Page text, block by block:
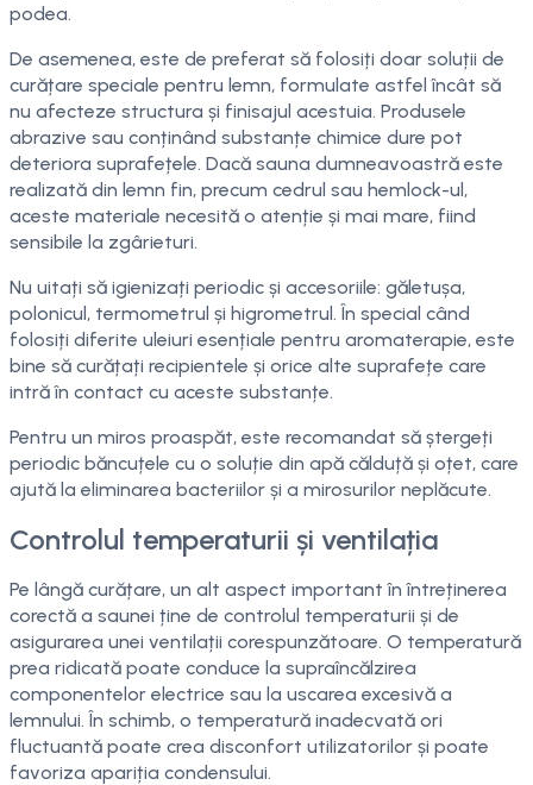
podea.
De asemenea, este de preferat să folosiți doar soluții de
curățare speciale pentru lemn, formulate astfel încât să
nu afecteze structura și finisajul acestuia. Produsele
abrazive sau conținând substanțe chimice dure pot
deteriora suprafețele. Dacă sauna dumneavoastră este
realizată din lemn fin, precum cedrul sau hemlock-ul,
aceste materiale necesită o atenție și mai mare, fiind
sensibile la zgârieturi.
Nu uitați să igienizați periodic și accesoriile: găletușa,
polonicul, termometrul și higrometrul. În special când
folosiți diferite uleiuri esențiale pentru aromaterapie, este
bine să curățați recipientele și orice alte suprafețe care
intră în contact cu aceste substanțe.
Pentru un miros proaspăt, este recomandat să ștergeți
periodic băncuțele cu o soluție din apă călduță și oțet, care
ajută la eliminarea bacteriilor și a mirosurilor neplăcute.
Controlul temperaturii și ventilația
Pe lângă curățare, un alt aspect important în întreținerea
corectă a saunei ține de controlul temperaturii și de
asigurarea unei ventilații corespunzătoare. O temperatură
prea ridicată poate conduce la supraîncălzirea
componentelor electrice sau la uscarea excesivă a
lemnului. În schimb, o temperatură inadecvată ori
fluctuantă poate crea disconfort utilizatorilor și poate
favoriza apariția condensului.